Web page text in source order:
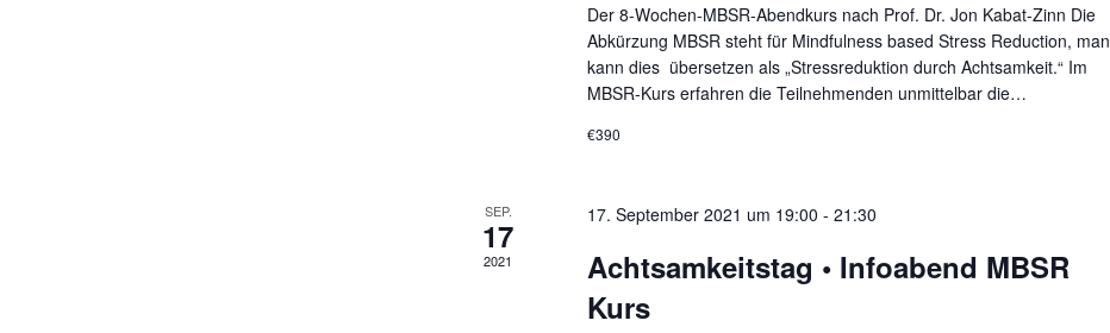
Der 8-Wochen-MBSR-Abendkurs nach Prof. Dr. Jon Kabat-Zinn Die
Abkürzung MBSR steht für Mindfulness based Stress Reduction, man
kann dies übersetzen als „Stressreduktion durch Achtsamkeit.“ Im
MBSR-Kurs erfahren die Teilnehmenden unmittelbar die…
€390
SEP.
17
2021
17. September 2021 um 19:00 - 21:30
Achtsamkeitstag • Infoabend MBSR
Kurs